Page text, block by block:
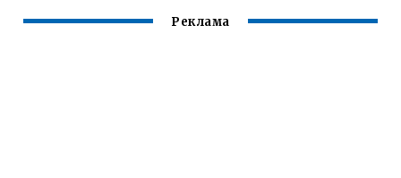
Реклама